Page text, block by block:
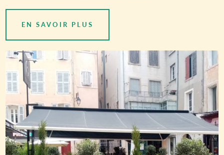
EN SAVOIR PLUS